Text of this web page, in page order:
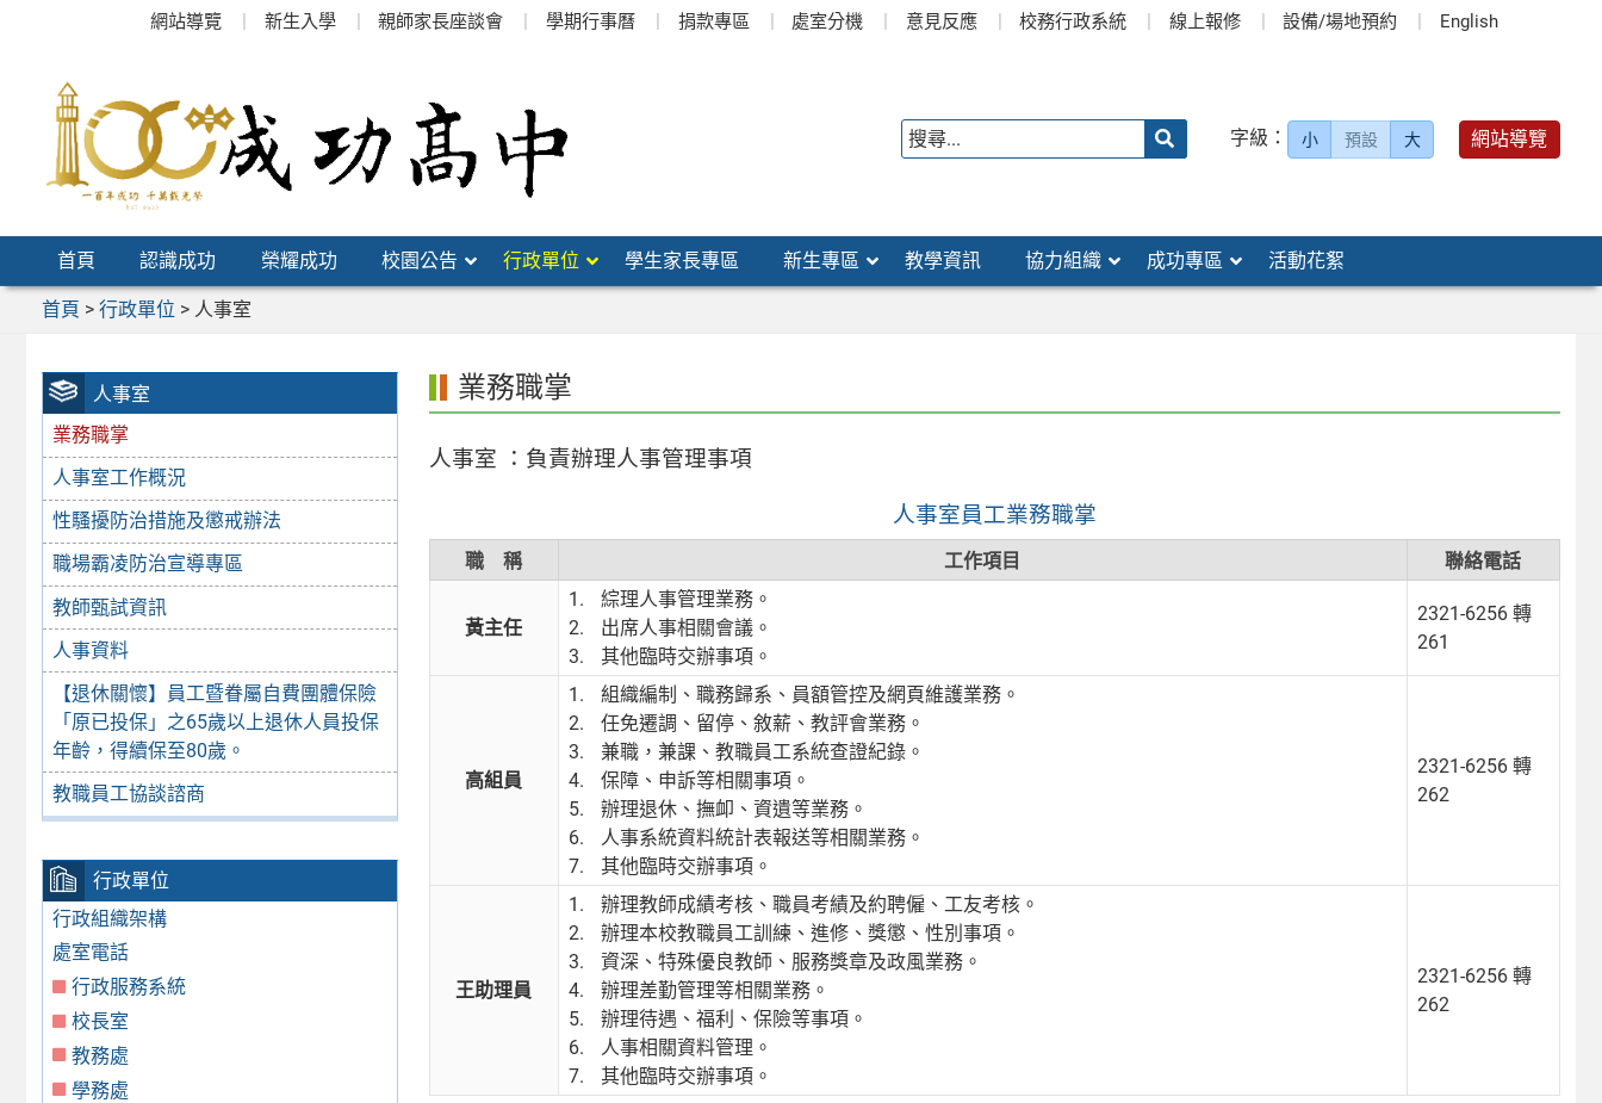
網站導覽 新生入學 親師家長座談會 學期行事曆 捐款專區 處室分機 意見反應 校務行政系統 線上報修 設備/場地預約 English
字級： 小 預設 大 網站導覽
首頁 認識成功 榮耀成功 校園公告 行政單位 學生家長專區 新生專區 教學資訊 協力組織 成功專區 活動花絮
首頁 > 行政單位 > 人事室
人事室
業務職掌
人事室工作概況
性騷擾防治措施及懲戒辦法
職場霸凌防治宣導專區
教師甄試資訊
人事資料
【退休關懷】員工暨眷屬自費團體保險
「原已投保」之65歲以上退休人員投保
年齡，得續保至80歲。
教職員工協談諮商
行政單位
行政組織架構
處室電話
行政服務系統
校長室
教務處
學務處
業務職掌
人事室 ：負責辦理人事管理事項
人事室員工業務職掌
職 稱 工作項目 聯絡電話
黃主任
綜理人事管理業務。
出席人事相關會議。
其他臨時交辦事項。
2321-6256 轉
261
高組員
組織編制、職務歸系、員額管控及網頁維護業務。
任免遷調、留停、敘薪、教評會業務。
兼職，兼課、教職員工系統查證紀錄。
保障、申訴等相關事項。
辦理退休、撫卹、資遺等業務。
人事系統資料統計表報送等相關業務。
其他臨時交辦事項。
2321-6256 轉
262
王助理員
辦理教師成績考核、職員考績及約聘僱、工友考核。
辦理本校教職員工訓練、進修、獎懲、性別事項。
資深、特殊優良教師、服務獎章及政風業務。
辦理差勤管理等相關業務。
辦理待遇、福利、保險等事項。
人事相關資料管理。
其他臨時交辦事項。
2321-6256 轉
262